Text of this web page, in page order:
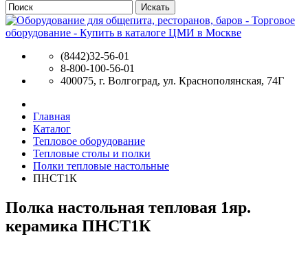
Искать
(8442)32-56-01
8-800-100-56-01
400075, г. Волгоград, ул. Краснополянская, 74Г
Главная
Каталог
Тепловое оборудование
Тепловые столы и полки
Полки тепловые настольные
ПНСТ1К
Полка настольная тепловая 1яр.
керамика ПНСТ1К